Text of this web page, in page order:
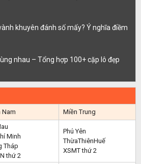
khuyên đánh số mấy? Ý nghĩa điềm
nhau – Tổng hợp 100+ cặp lô đẹp
Nam Miền Trung
Minh
Tháp
thứ 2
Phú Yên
ThừaThiênHuế
XSMT thứ 2